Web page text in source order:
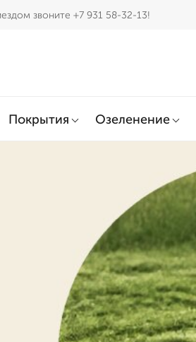
звоните +7 931 58-32-13!
Покрытия Озеленение